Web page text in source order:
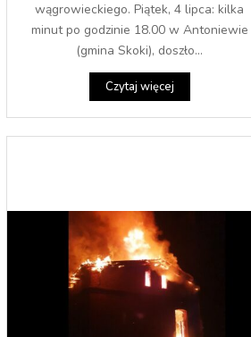
wągrowieckiego. Piątek, 4 lipca: kilka
minut po godzinie 18.00 w Antoniewie
(gmina Skoki), doszło...
Czytaj więcej